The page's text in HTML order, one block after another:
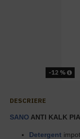
-12 %
DESCRIERE
SANO ANTI KALK
Detergent